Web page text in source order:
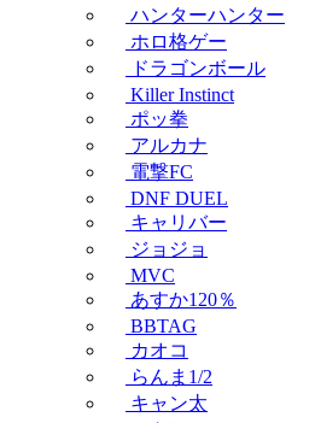
ハンターハンター
ホロ格ゲー
ドラゴンボール
Killer Instinct
ポッ拳
アルカナ
電撃FC
DNF DUEL
キャリバー
ジョジョ
MVC
あすか120％
BBTAG
カオコ
らんま1/2
キャン太